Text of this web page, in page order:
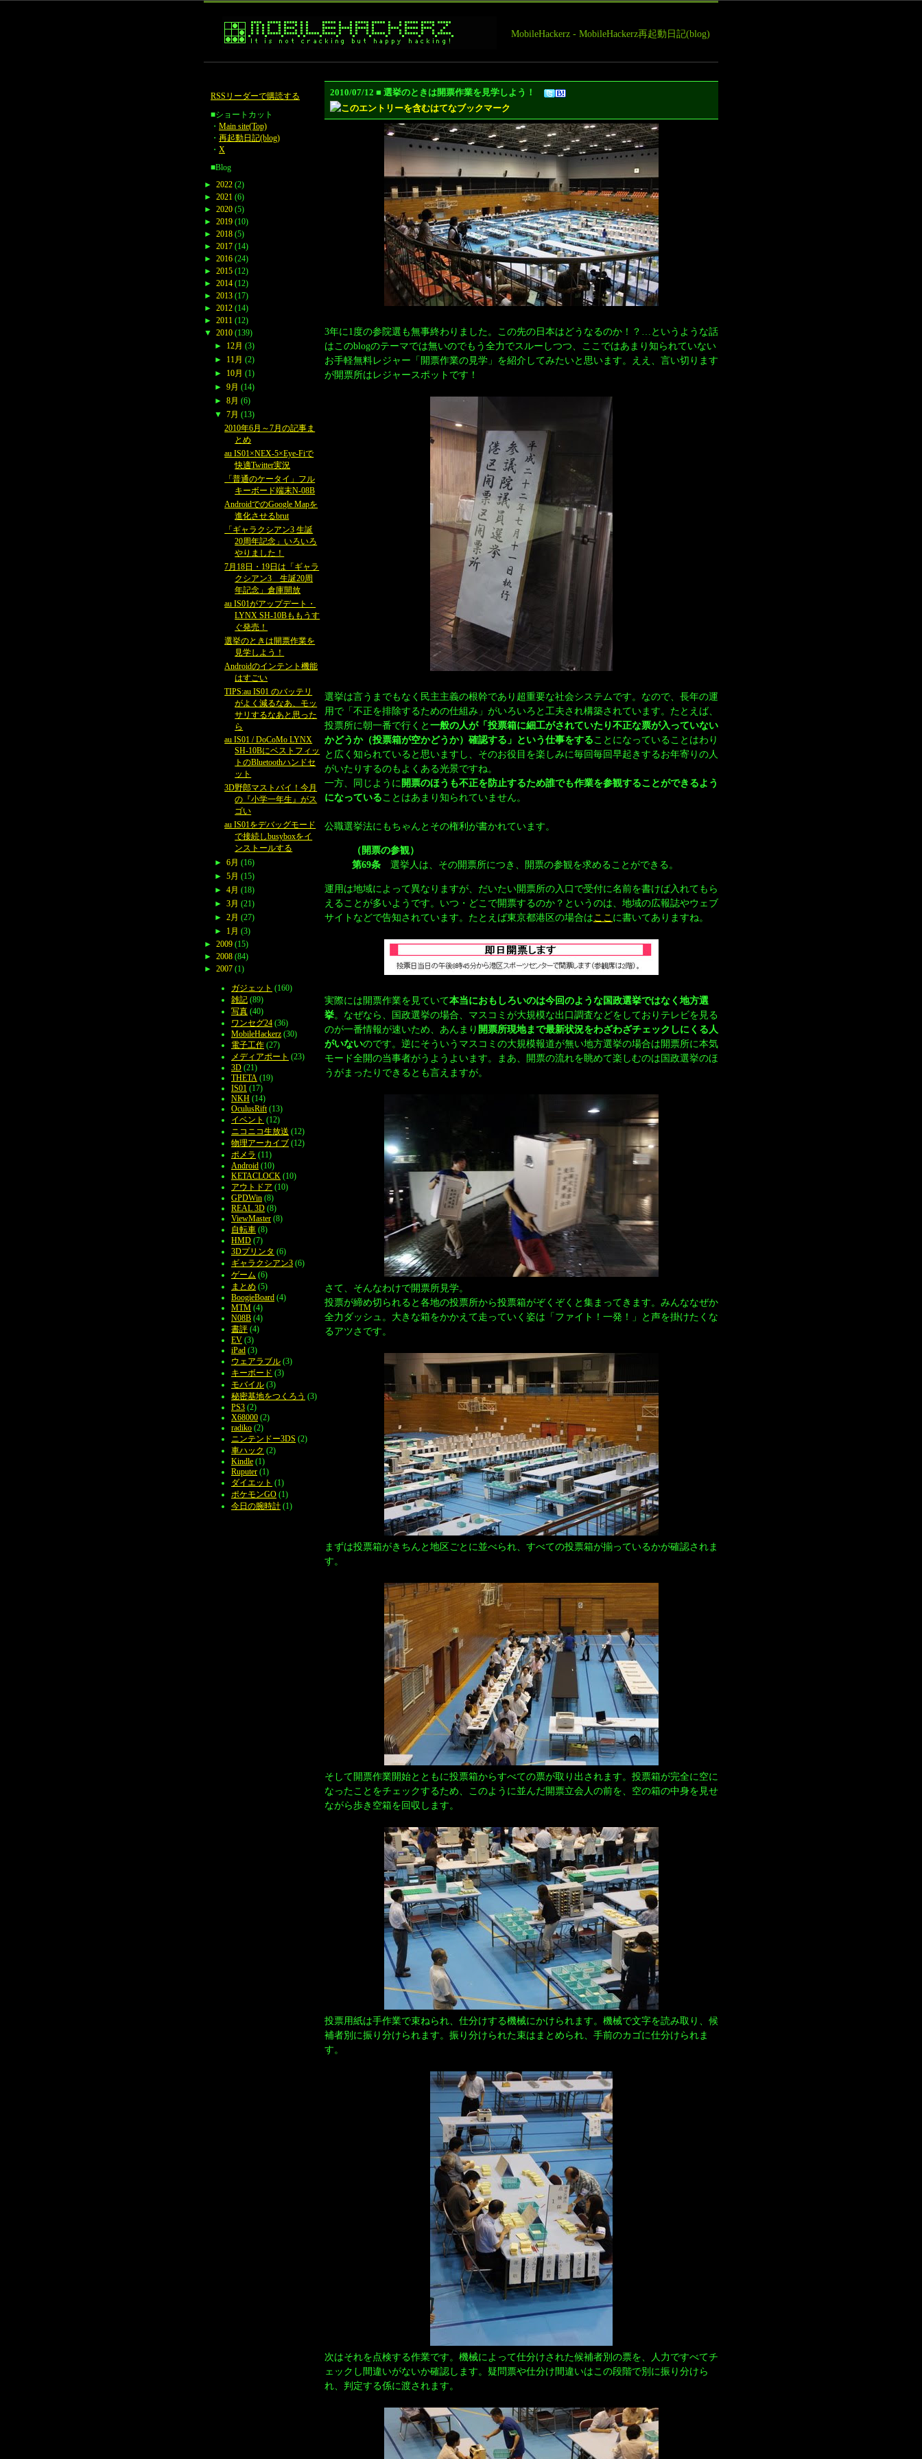
MobileHackerz - MobileHackerz再起動日記(blog)
2010/07/12 ■ 選挙のときは開票作業を見学しよう！
3年に1度の参院選も無事終わりました。この先の日本はどうなるのか！？…というような話
はこのblogのテーマでは無いのでもう全力でスルーしつつ、ここではあまり知られていない
お手軽無料レジャー「開票作業の見学」を紹介してみたいと思います。ええ、言い切ります
が開票所はレジャースポットです！
選挙は言うまでもなく民主主義の根幹であり超重要な社会システムです。なので、長年の運
用で「不正を排除するための仕組み」がいろいろと工夫され構築されています。たとえば、
投票所に朝一番で行くと一般の人が「投票箱に細工がされていたり不正な票が入っていない
かどうか（投票箱が空かどうか）確認する」という仕事をすることになっていることはわり
と広く知られていると思いますし、そのお役目を楽しみに毎回毎回早起きするお年寄りの人
がいたりするのもよくある光景ですね。
一方、同じように開票のほうも不正を防止するため誰でも作業を参観することができるよう
になっていることはあまり知られていません。
公職選挙法にもちゃんとその権利が書かれています。
（開票の参観）
第69条 選挙人は、その開票所につき、開票の参観を求めることができる。
運用は地域によって異なりますが、だいたい開票所の入口で受付に名前を書けば入れてもら
えることが多いようです。いつ・どこで開票するのか？というのは、地域の広報誌やウェブ
サイトなどで告知されています。たとえば東京都港区の場合はここ に書いてありますね。
実際には開票作業を見ていて本当におもしろいのは今回のような国政選挙ではなく地方選
挙。なぜなら、国政選挙の場合、マスコミが大規模な出口調査などをしておりテレビを見る
のが一番情報が速いため、あんまり 開票所現地まで最新状況をわざわざチェックしにくる人
がいないのです。逆にそういうマスコミの大規模報道が無い地方選挙の場合は開票所に本気
モード全開の当事者がうようよいます。まあ、開票の流れを眺めて楽しむのは国政選挙のほ
うがまったりできるとも言えますが。
さて、そんなわけで開票所見学。
投票が締め切られると各地の投票所から投票箱がぞくぞくと集まってきます。みんななぜか
全力ダッシュ。大きな箱をかかえて走っていく姿は「ファイト！一発！」と声を掛けたくな
るアツさです。
まずは投票箱がきちんと地区ごとに並べられ、すべての投票箱が揃っているかが確認されま
す。
そして開票作業開始とともに投票箱からすべての票が取り出されます。投票箱が完全に空に
なったことをチェックするため、このように並んだ開票立会人の前を、空の箱の中身を見せ
ながら歩き空箱を回収します。
投票用紙は手作業で束ねられ、仕分けする機械にかけられます。機械で文字を読み取り、候
補者別に振り分けられます。振り分けられた束はまとめられ、手前のカゴに仕分けられま
す。
次はそれを点検する作業です。機械によって仕分けされた候補者別の票を、人力ですべてチ
ェックし間違いがないか確認します。疑問票や仕分け間違いはこの段階で別に振り分けら
れ、判定する係に渡されます。
RSSリーダーで購読する
■ショートカット
・ Main site(Top)
・ 再起動日記(blog)
・ X
■Blog
► 2022 (2)
► 2021 (6)
► 2020 (5)
► 2019 (10)
► 2018 (5)
► 2017 (14)
► 2016 (24)
► 2015 (12)
► 2014 (12)
► 2013 (17)
► 2012 (14)
► 2011 (12)
▼ 2010 (139)
►
12月 (3)
►
11月 (2)
►
10月 (1)
► 9月 (14)
► 8月 (6)
▼ 7月 (13)
2010年6月～7月の記事ま
とめ
au IS01×NEX-5×Eye-Fiで
快適Twitter実況
「普通のケータイ」フル
キーボード端末N-08B
AndroidでのGoogle Mapを
進化させるbrut
「ギャラクシアン3 生誕
20周年記念」いろいろ
やりました！
7月18日・19日は「ギャラ
クシアン3 生誕20周
年記念」倉庫開放
au IS01がアップデート・
LYNX SH-10Bももうす
ぐ発売！
選挙のときは開票作業を
見学しよう！
Androidのインテント機能
はすごい
TIPS:au IS01 のバッテリ
がよく減るなあ、モッ
サリするなあと思った
ら
au IS01 / DoCoMo LYNX
SH-10Bにベストフィッ
トのBluetoothハンドセ
ット
3D野郎マストバイ！今月
の『小学一年生』がス
ゴい
au IS01をデバッグモード
で接続しbusyboxをイ
ンストールする
► 6月 (16)
► 5月 (15)
► 4月 (18)
► 3月 (21)
► 2月 (27)
►
1月 (3)
► 2009 (15)
► 2008 (84)
► 2007 (1)
ガジェット (160)
雑記 (89)
写真 (40)
ワンセグ24 (36)
MobileHackerz (30)
電子工作 (27)
メディアポート (23)
3D (21)
THETA (19)
IS01 (17)
NKH (14)
OculusRift (13)
イベント (12)
ニコニコ生放送 (12)
物理アーカイブ (12)
ポメラ (11)
Android (10)
KETACLOCK (10)
アウトドア (10)
GPDWin (8)
REAL 3D (8)
ViewMaster (8)
自転車 (8)
HMD (7)
3Dプリンタ (6)
ギャラクシアン3 (6)
ゲーム (6)
まとめ (5)
BoogieBoard (4)
MTM (4)
N08B (4)
書評 (4)
EV (3)
iPad (3)
ウェアラブル (3)
キーボード (3)
モバイル (3)
秘密基地をつくろう (3)
PS3 (2)
X68000 (2)
radiko (2)
ニンテンドー3DS (2)
車ハック (2)
Kindle (1)
Ruputer (1)
ダイエット (1)
ポケモンGO (1)
今日の腕時計 (1)